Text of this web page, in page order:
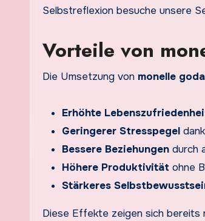
Selbstreflexion besuche unsere
Vorteile von
Die Umsetzung von monelle
Erhöhte
Geringerer Stresspegel
Bessere Beziehungen durch
Höhere Produktivität ohne
Stärkeres
Diese Effekte zeigen sich bereits